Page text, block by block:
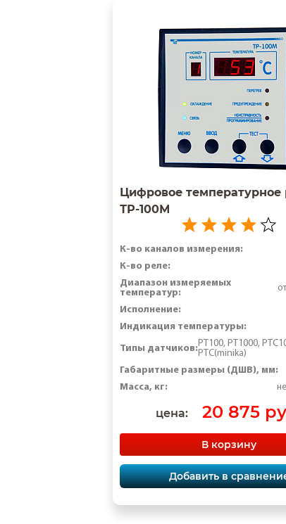
среднюю температуру
режим работы термостата;
режим работы резервного
программируемую
нижнюю температурную
две верхние
значение верхней и
верхний и нижний порог
минимальное время
разрешение анализа
пароль доступа для
Цифровое температурное
ТР-100М
К-во каналов измерения:
К-во реле:
Диапазон измеряемых
температур:
Исполнение:
Индикация температуры:
Типы датчиков:РТ100, PT1000,
PTC(minika)
Габаритные размеры (ДШВ), мм:
Масса, кг:
цена: 20 875
В корзину
Добавить в